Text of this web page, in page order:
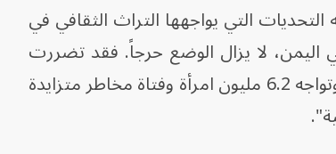
التي يواجهها التراث الثقافي في
الإنسانية في اليمن، لا يزال الوضع حرجاً. فقد تضررت
مئات المواقع التراثية، وانقطع 2.5 مليون طفل عن الدراسة، وتواجه 6.2 مليون امرأة وفتاة مخاطر متزايدة